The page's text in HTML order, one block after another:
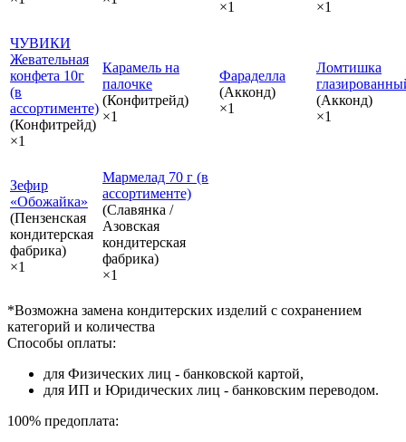
×1
×1
ЧУВИКИ
Жевательная
конфета 10г
(в
ассортименте)
(Конфитрейд)
×1
Карамель на
палочке
(Конфитрейд)
×1
Фараделла
(Акконд)
×1
Ломтишка
(Акконд)
×1
Зефир
«Обожайка»
(Пензенская
кондитерская
фабрика)
×1
Мармелад 70 г (в
ассортименте)
(Славянка /
Азовская
кондитерская
фабрика)
×1
*Возможна замена кондитерских изделий с сохранением
категорий и количества
Способы оплаты:
для Физических лиц - банковской картой,
для ИП и Юридических лиц - банковским переводом.
100% предоплата: